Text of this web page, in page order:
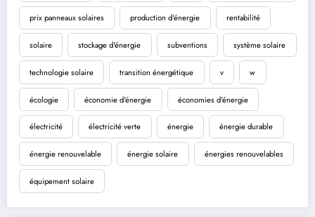
prix panneaux solaires production d'énergie rentabilité
solaire stockage d'énergie subventions système solaire
technologie solaire transition énergétique v w
écologie économie d'énergie économies d'énergie
électricité électricité verte énergie énergie durable
énergie renouvelable énergie solaire énergies renouvelables
équipement solaire